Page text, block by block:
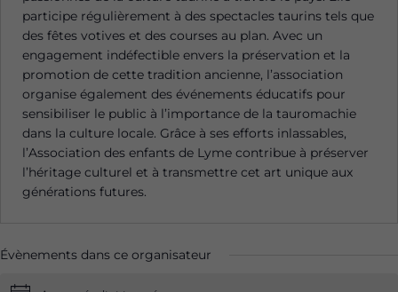
participe régulièrement à des spectacles taurins tels que
des fêtes votives et des courses au plan. Avec un
engagement indéfectible envers la préservation et la
promotion de cette tradition ancienne, l’association
organise également des événements éducatifs pour
sensibiliser le public à l’importance de la tauromachie
dans la culture locale. Grâce à ses efforts inlassables,
l’Association des enfants de Lyme contribue à préserver
l’héritage culturel et à transmettre cet art unique aux
générations futures.
Évènements dans ce organisateur